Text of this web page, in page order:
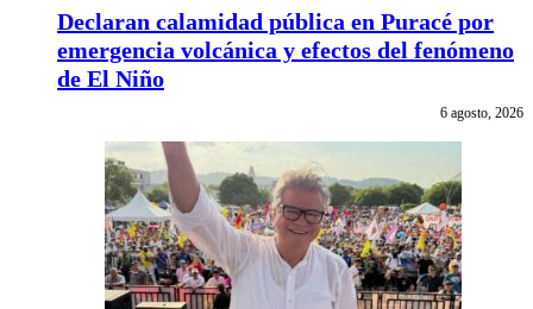
Declaran calamidad pública en Puracé por
emergencia volcánica y efectos del fenómeno
de El Niño
6 agosto, 2026